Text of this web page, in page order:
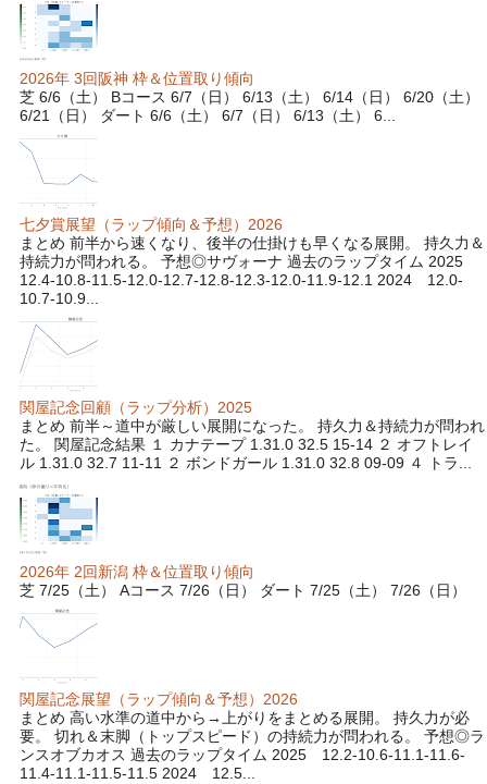
2026年 3回阪神 枠＆位置取り傾向
芝 6/6（土） Bコース 6/7（日） 6/13（土） 6/14（日） 6/20（土）
6/21（日） ダート 6/6（土） 6/7（日） 6/13（土） 6...
七夕賞展望（ラップ傾向＆予想）2026
まとめ 前半から速くなり、後半の仕掛けも早くなる展開。 持久力＆
持続力が問われる。 予想◎サヴォーナ 過去のラップタイム 2025
12.4-10.8-11.5-12.0-12.7-12.8-12.3-12.0-11.9-12.1 2024 12.0-
10.7-10.9...
関屋記念回顧（ラップ分析）2025
まとめ 前半～道中が厳しい展開になった。 持久力＆持続力が問われ
た。 関屋記念結果 １ カナテープ 1.31.0 32.5 15-14 ２ オフトレイ
ル 1.31.0 32.7 11-11 ２ ボンドガール 1.31.0 32.8 09-09 ４ トラ...
2026年 2回新潟 枠＆位置取り傾向
芝 7/25（土） Aコース 7/26（日） ダート 7/25（土） 7/26（日）
関屋記念展望（ラップ傾向＆予想）2026
まとめ 高い水準の道中から→上がりをまとめる展開。 持久力が必
要。 切れ＆末脚（トップスピード）の持続力が問われる。 予想◎ラ
ンスオブカオス 過去のラップタイム 2025 12.2-10.6-11.1-11.6-
11.4-11.1-11.5-11.5 2024 12.5...